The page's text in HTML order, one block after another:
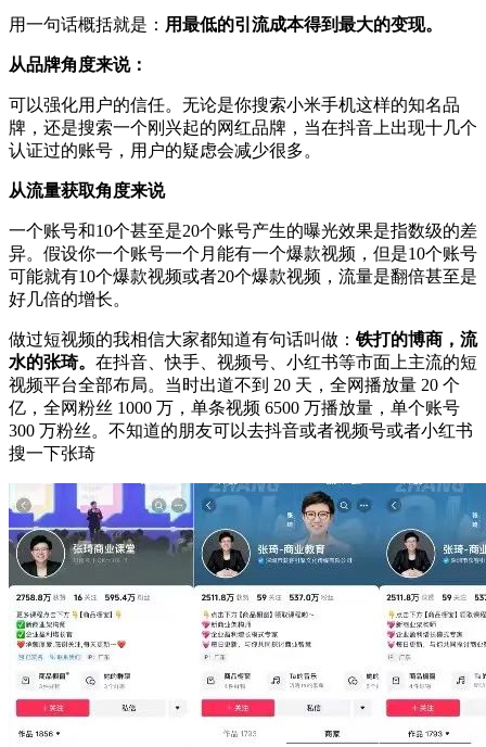
用一句话概括就是： 用最低的引流成本得到最大的变现。
从品牌角度来说：
可以强化用户的信任。无论是你搜索小米手机这样的知名品
牌，还是搜索一个刚兴起的网红品牌，当在抖音上出现十几个
认证过的账号，用户的疑虑会减少很多。
从流量获取角度来说
一个账号和10个甚至是20个账号产生的曝光效果是指数级的差
异。假设你一个账号一个月能有一个爆款视频，但是10个账号
可能就有10个爆款视频或者20个爆款视频，流量是翻倍甚至是
好几倍的增长。
做过短视频的我相信大家都知道有句话叫做： 铁打的博商，流
水的张琦。 在抖音、快手、视频号、小红书等市面上主流的短
视频平台全部布局。当时出道不到 20 天，全网播放量 20 个
亿，全网粉丝 1000 万，单条视频 6500 万播放量，单个账号
300 万粉丝。不知道的朋友可以去抖音或者视频号或者小红书
搜一下张琦